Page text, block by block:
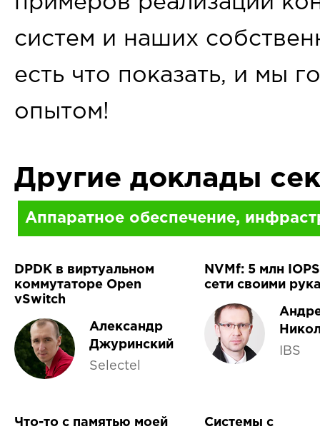
систем и наших
есть что показать, и мы
опытом!
Другие доклады
Аппаратное обеспечение,
DPDK в виртуальном
коммутаторе Open
vSwitch
Александр
Джуринский
Selectel
NVMf: 5 млн
сети своими
IBS
Что-то с памятью моей
Cистемы с